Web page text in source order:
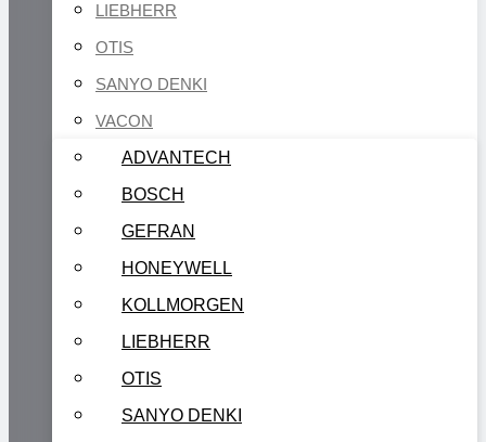
LIEBHERR
OTIS
SANYO DENKI
VACON
ADVANTECH
BOSCH
GEFRAN
HONEYWELL
KOLLMORGEN
LIEBHERR
OTIS
SANYO DENKI